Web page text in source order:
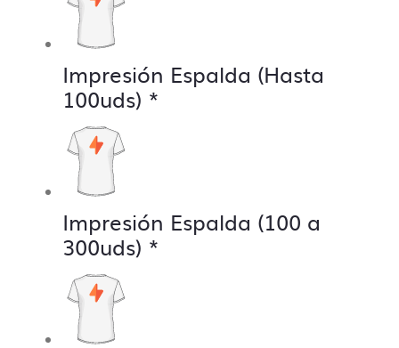
Impresión Espalda (Hasta
100uds) *
Impresión Espalda (100 a
300uds) *